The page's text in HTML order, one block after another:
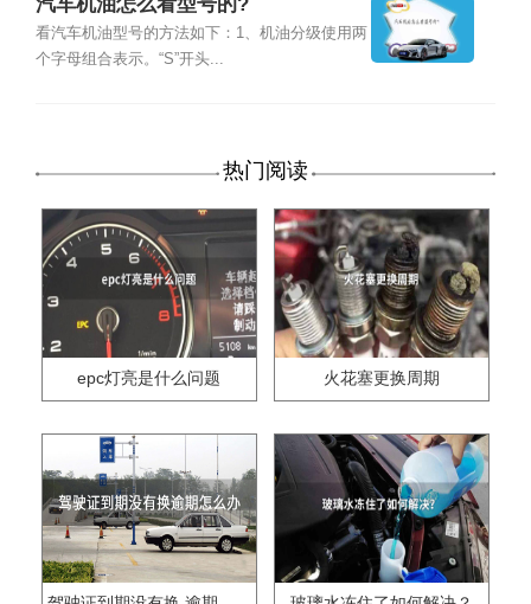
看汽车机油型号的方法如下：1、机油分级使用两
个字母组合表示。“S”开头...
热门阅读
epc灯亮是什么问题 火花塞更换周期